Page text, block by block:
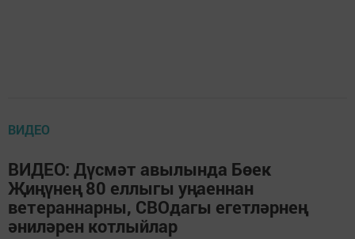
ВИДЕО
ВИДЕО: Дүсмәт авылында Бөек
Җиңүнең 80 еллыгы уңаеннан
ветераннарны, СВОдагы егетләрнең
әниләрен котлыйлар